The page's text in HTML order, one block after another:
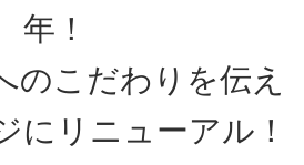
年！
のこだわりを伝え
にリニューアル！